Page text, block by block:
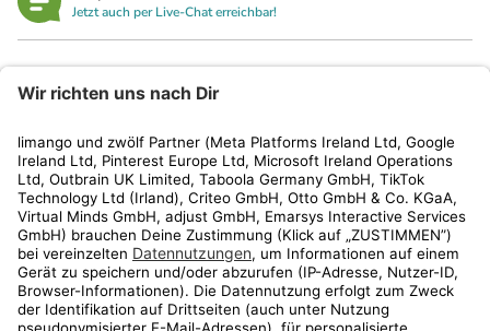
Jetzt auch per Live-Chat erreichbar!
Kundenservice
Shop
Aktionen
Travel